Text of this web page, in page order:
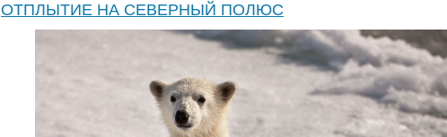
ОТПЛЫТИЕ НА СЕВЕРНЫЙ ПОЛЮС